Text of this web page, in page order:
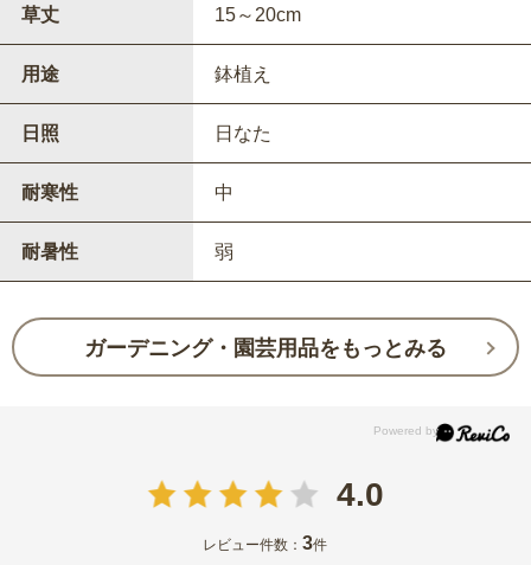
草丈 15～20cm
用途 鉢植え
日照 日なた
耐寒性 中
耐暑性 弱
ガーデニング・園芸用品をもっとみる
4.0
レビュー件数：3件